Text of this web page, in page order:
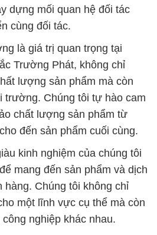
dựng mối quan hệ đối tác
cùng đối tác.
là giá trị quan trọng tại
Trường Phát, không chỉ
lượng sản phẩm mà còn
trường. Chúng tôi tự hào cam
chất lượng sản phẩm từ
đến sản phẩm cuối cùng.
kinh nghiệm của chúng tôi
mang đến sản phẩm và dịch
hàng. Chúng tôi không chỉ
một lĩnh vực cụ thể mà còn
nghiệp khác nhau.